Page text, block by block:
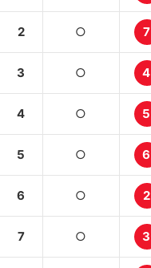
2 ○ 7
3 ○ 4
4 ○ 5
5 ○ 6
6 ○ 2
7 ○ 3